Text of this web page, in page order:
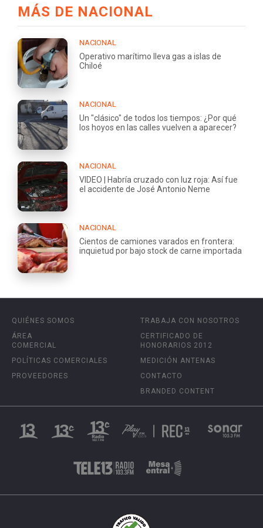
MÁS DE NACIONAL
NACIONAL
Operativo marítimo lleva gas a islas de
Chiloé
NACIONAL
Un "clásico" de todos los tiempos: ¿Por qué
los hoyos en las calles vuelven a aparecer?
NACIONAL
VIDEO | Habría cruzado con luz roja: Así fue
el accidente de José Antonio Neme
NACIONAL
Cientos de camiones varados en frontera:
inquietud por bajo stock de carne importada
QUIÉNES SOMOS
ÁREA
COMERCIAL
POLÍTICAS COMERCIALES
PROVEEDORES
TRABAJA CON NOSOTROS
CERTIFICADO DE
HONORARIOS 2012
MEDICIÓN ANTENAS
CONTACTO
BRANDED CONTENT